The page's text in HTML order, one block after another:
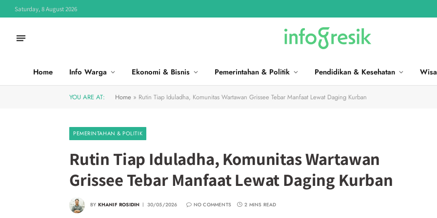
Saturday, 8 August 2026
Home Info Warga Ekonomi & Bisnis Pemerintahan & Politik Pendidikan & Kesehatan
YOU ARE AT: Home » Rutin Tiap Iduladha, Komunitas Wartawan Grissee Tebar Manfaat Lewat Daging Kurban
PEMERINTAHAN & POLITIK
Rutin Tiap Iduladha, Komunitas Wartawan
Grissee Tebar Manfaat Lewat Daging Kurban
BY KHANIF ROSIDIN 30/05/2026 NO COMMENTS 2 MINS READ